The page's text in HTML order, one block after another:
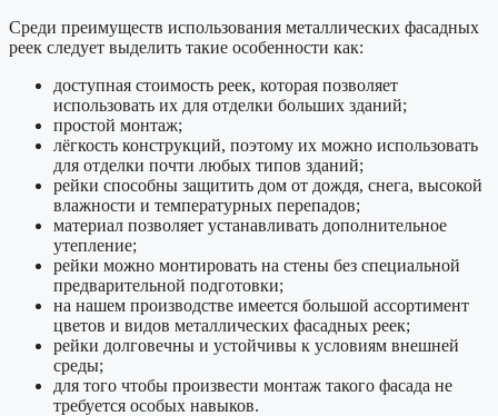
Среди преимуществ использования металлических фасадных
реек следует выделить такие особенности как:
доступная стоимость реек, которая позволяет
использовать их для отделки больших зданий;
простой монтаж;
лёгкость конструкций, поэтому их можно использовать
для отделки почти любых типов зданий;
рейки способны защитить дом от дождя, снега, высокой
влажности и температурных перепадов;
материал позволяет устанавливать дополнительное
утепление;
рейки можно монтировать на стены без специальной
предварительной подготовки;
на нашем производстве имеется большой ассортимент
цветов и видов металлических фасадных реек;
рейки долговечны и устойчивы к условиям внешней
среды;
для того чтобы произвести монтаж такого фасада не
требуется особых навыков.